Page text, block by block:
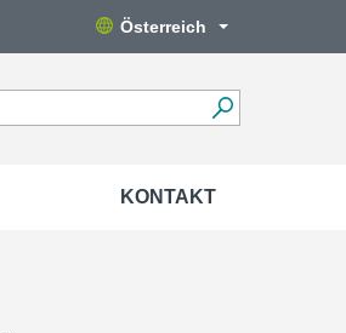
Österreich
KONTAKT